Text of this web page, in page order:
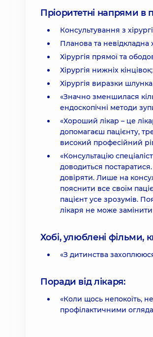
Пріоритетні напрями в
Консультування з
Планова та невідкладна
Хірургія прямої та
Хірургія нижніх кінцівок;
Хірургія виразки
«Значно зменшилася
ендоскопічні методи
«Хороший лікар – це
допомагаєш пацієнту,
високий професійний
«Консультацію
доводиться
довіряти. Лише на
пояснити все своїм
пацієнт усе зрозумів.
лікаря не може
Хобі, улюблені фільми,
«З дитинства
Поради від лікаря:
«Коли щось непокоїть,
профілактичними